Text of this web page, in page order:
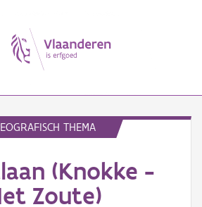
THEMA
(Knokke -
Zoute)